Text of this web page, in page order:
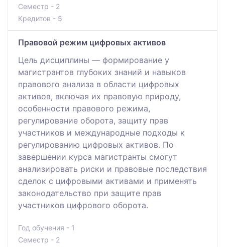
Семестр - 2
Кредитов - 5
Правовой режим цифровых активов
Цель дисциплины — формирование у
магистрантов глубоких знаний и навыков
правового анализа в области цифровых
активов, включая их правовую природу,
особенности правового режима,
регулирование оборота, защиту прав
участников и международные подходы к
регулированию цифровых активов. По
завершении курса магистранты смогут
анализировать риски и правовые последствия
сделок с цифровыми активами и применять
законодательство при защите прав
участников цифрового оборота.
Год обучения - 1
Семестр - 2